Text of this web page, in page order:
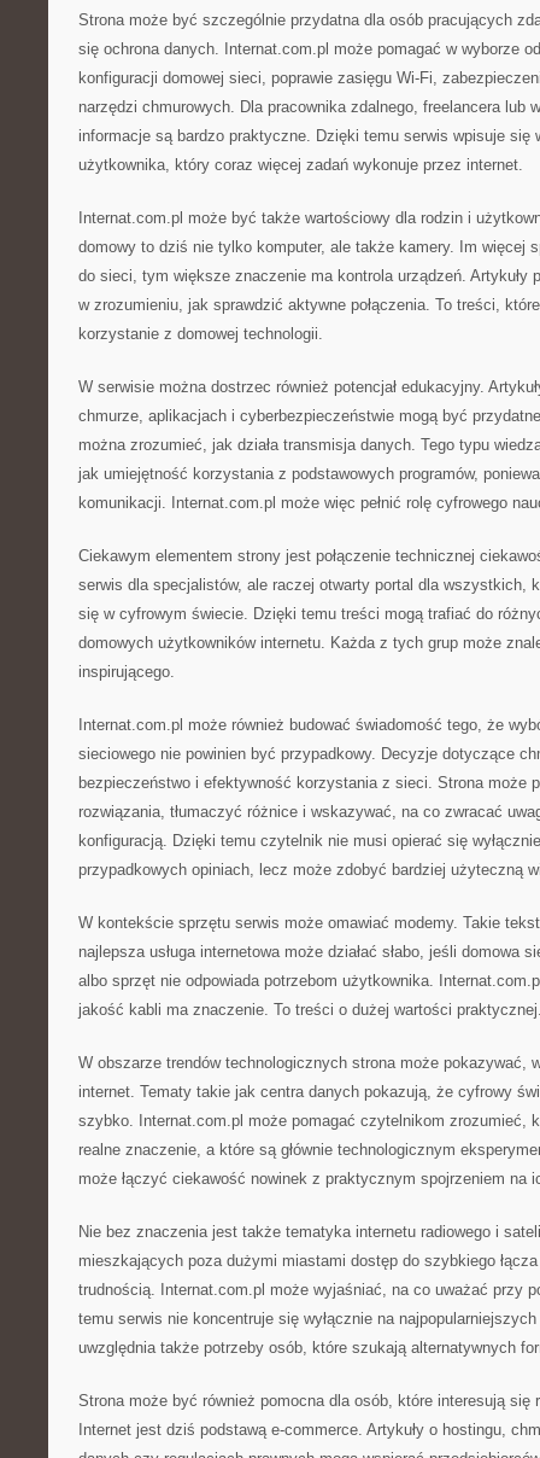
Strona może być szczególnie przydatna dla osób pracujących
się ochrona danych. Internat.com.pl może pomagać w wyborze
konfiguracji domowej sieci, poprawie zasięgu Wi-Fi,
narzędzi chmurowych. Dla pracownika zdalnego, freelancera lub
informacje są bardzo praktyczne. Dzięki temu serwis wpisuje się
użytkownika, który coraz więcej zadań wykonuje przez internet.
Internat.com.pl może być także wartościowy dla rodzin i
domowy to dziś nie tylko komputer, ale także kamery. Im więcej
do sieci, tym większe znaczenie ma kontrola urządzeń. Artykuły
w zrozumieniu, jak sprawdzić aktywne połączenia. To treści,
korzystanie z domowej technologii.
W serwisie można dostrzec również potencjał edukacyjny.
chmurze, aplikacjach i cyberbezpieczeństwie mogą być
można zrozumieć, jak działa transmisja danych. Tego typu
jak umiejętność korzystania z podstawowych programów,
komunikacji. Internat.com.pl może więc pełnić rolę cyfrowego
Ciekawym elementem strony jest połączenie technicznej
serwis dla specjalistów, ale raczej otwarty portal dla wszystkich,
się w cyfrowym świecie. Dzięki temu treści mogą trafiać do
domowych użytkowników internetu. Każda z tych grup może
inspirującego.
Internat.com.pl może również budować świadomość tego, że
sieciowego nie powinien być przypadkowy. Decyzje dotyczące
bezpieczeństwo i efektywność korzystania z sieci. Strona może
rozwiązania, tłumaczyć różnice i wskazywać, na co zwracać
konfiguracją. Dzięki temu czytelnik nie musi opierać się
przypadkowych opiniach, lecz może zdobyć bardziej użyteczną
W kontekście sprzętu serwis może omawiać modemy. Takie
najlepsza usługa internetowa może działać słabo, jeśli domowa
albo sprzęt nie odpowiada potrzebom użytkownika.
jakość kabli ma znaczenie. To treści o dużej wartości
W obszarze trendów technologicznych strona może pokazywać,
internet. Tematy takie jak centra danych pokazują, że cyfrowy
szybko. Internat.com.pl może pomagać czytelnikom zrozumieć,
realne znaczenie, a które są głównie technologicznym
może łączyć ciekawość nowinek z praktycznym spojrzeniem na
Nie bez znaczenia jest także tematyka internetu radiowego i
mieszkających poza dużymi miastami dostęp do szybkiego
trudnością. Internat.com.pl może wyjaśniać, na co uważać przy
temu serwis nie koncentruje się wyłącznie na
uwzględnia także potrzeby osób, które szukają alternatywnych
Strona może być również pomocna dla osób, które interesują się
Internet jest dziś podstawą e-commerce. Artykuły o hostingu,